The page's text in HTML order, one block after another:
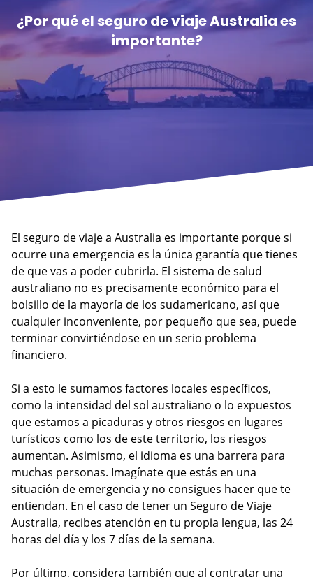
¿Por qué el seguro de viaje Australia es
importante?
El seguro de viaje a Australia es importante porque si
ocurre una emergencia es la única garantía que tienes
de que vas a poder cubrirla. El sistema de salud
australiano no es precisamente económico para el
bolsillo de la mayoría de los sudamericano, así que
cualquier inconveniente, por pequeño que sea, puede
terminar convirtiéndose en un serio problema
financiero.
Si a esto le sumamos factores locales específicos,
como la intensidad del sol australiano o lo expuestos
que estamos a picaduras y otros riesgos en lugares
turísticos como los de este territorio, los riesgos
aumentan. Asimismo, el idioma es una barrera para
muchas personas. Imagínate que estás en una
situación de emergencia y no consigues hacer que te
entiendan. En el caso de tener un Seguro de Viaje
Australia, recibes atención en tu propia lengua, las 24
horas del día y los 7 días de la semana.
Por último, considera también que al contratar una